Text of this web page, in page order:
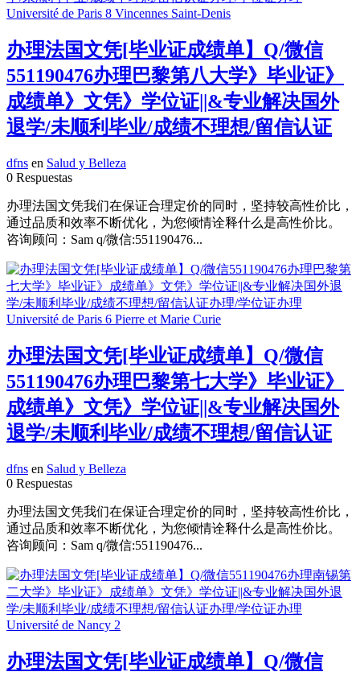
办理法国文凭[毕业证成绩单】Q/微信
551190476办理巴黎第八大学》毕业证》
成绩单》文凭》学位证||&专业解决国外
退学/未顺利毕业/成绩不理想/留信认证
dfns en Salud y Belleza
0 Respuestas
办理法国文凭我们在保证合理定价的同时，坚持较高性价比，
通过品质和效率不断优化，为您倾情诠释什么是高性价比。
咨询顾问：Sam q/微信:551190476...
办理法国文凭[毕业证成绩单】Q/微信
551190476办理巴黎第七大学》毕业证》
成绩单》文凭》学位证||&专业解决国外
退学/未顺利毕业/成绩不理想/留信认证
dfns en Salud y Belleza
0 Respuestas
办理法国文凭我们在保证合理定价的同时，坚持较高性价比，
通过品质和效率不断优化，为您倾情诠释什么是高性价比。
咨询顾问：Sam q/微信:551190476...
办理法国文凭[毕业证成绩单】Q/微信